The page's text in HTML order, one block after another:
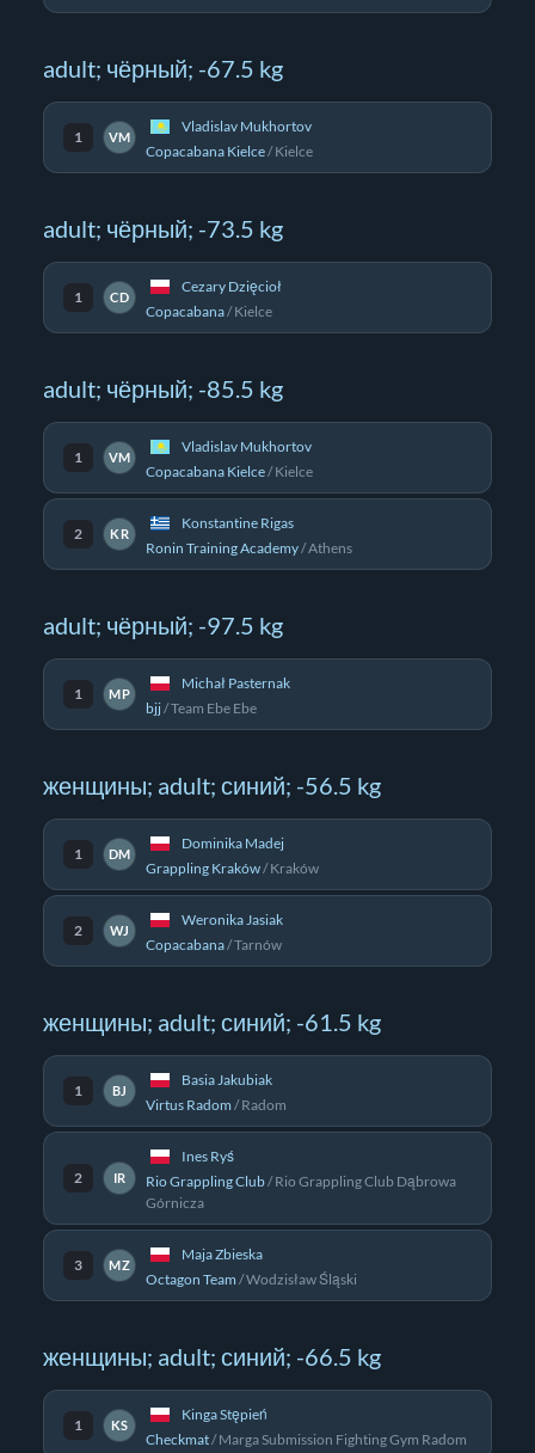
adult; чёрный; -67.5 kg
1 VM
Vladislav Mukhortov
Copacabana Kielce/Kielce
adult; чёрный; -73.5 kg
1 CD
Cezary Dzięcioł
Copacabana/Kielce
adult; чёрный; -85.5 kg
1 VM
Vladislav Mukhortov
Copacabana Kielce/Kielce
2 KR
Konstantine Rigas
Ronin Training Academy/Athens
adult; чёрный; -97.5 kg
1 MP
Michał Pasternak
bjj/Team Ebe Ebe
женщины; adult; синий; -56.5 kg
1 DM
Dominika Madej
Grappling Kraków/Kraków
2 WJ
Weronika Jasiak
Copacabana/Tarnów
женщины; adult; синий; -61.5 kg
1 BJ
Basia Jakubiak
Virtus Radom /Radom
2 IR
Ines Ryś
Rio Grappling Club/Rio Grappling Club Dąbrowa
Górnicza
3 MZ
Maja Zbieska
Octagon Team /Wodzisław Śląski
женщины; adult; синий; -66.5 kg
1 KS
Kinga Stępień
Checkmat/Marga Submission Fighting Gym Radom